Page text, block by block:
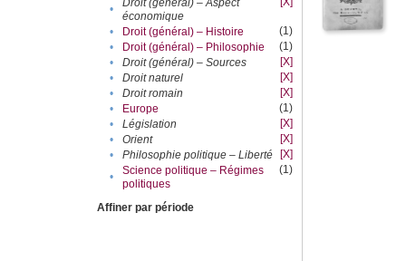
•
Droit (général) – Aspect
économique
• Droit (général) – Histoire
(1)
•
Droit (général) – Philosophie
(1)
•
Droit (général) – Sources
[X]
•
Droit naturel
[X]
•
Droit romain
[X]
•
Europe
(1)
•
Législation
[X]
•
Orient
[X]
•
Philosophie politique – Liberté
[X]
•
Science politique – Régimes
politiques
(1)
Affiner par période